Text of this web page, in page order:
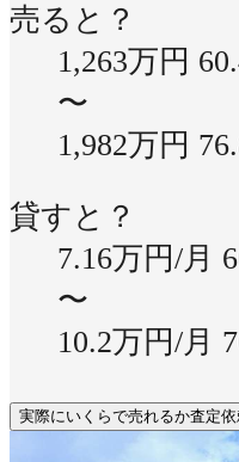
売ると？
1,263万円
〜
1,982万円
貸すと？
7.16万円/月
〜
10.2万円/月
実際にいくらで売れるか査定